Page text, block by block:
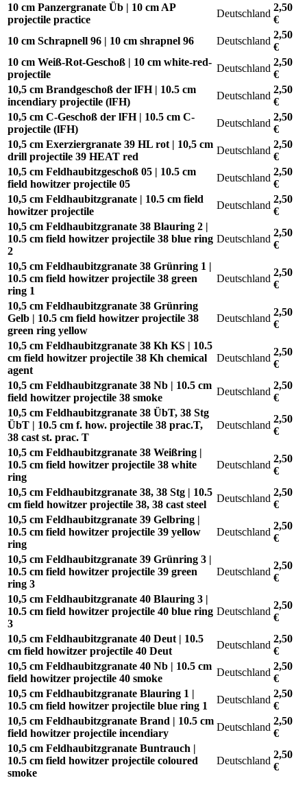
10 cm Panzergranate Üb | 10 cm AP
projectile practice
Deutschland
2,50
€
10 cm Schrapnell 96 | 10 cm shrapnel 96
Deutschland
2,50
€
10 cm Weiß-Rot-Geschoß | 10 cm white-red-
projectile
Deutschland
2,50
€
10,5 cm Brandgeschoß der lFH | 10.5 cm
incendiary projectile (lFH)
Deutschland
2,50
€
10,5 cm C-Geschoß der lFH | 10.5 cm C-
projectile (lFH)
Deutschland
2,50
€
10,5 cm Exerziergranate 39 HL rot | 10,5 cm
drill projectile 39 HEAT red
Deutschland
2,50
€
10,5 cm Feldhaubitzgeschoß 05 | 10.5 cm
field howitzer projectile 05
Deutschland
2,50
€
10,5 cm Feldhaubitzgranate | 10.5 cm field
howitzer projectile
Deutschland
2,50
€
10,5 cm Feldhaubitzgranate 38 Blauring 2 |
10.5 cm field howitzer projectile 38 blue ring
2
Deutschland
2,50
€
10,5 cm Feldhaubitzgranate 38 Grünring 1 |
10.5 cm field howitzer projectile 38 green
ring 1
Deutschland
2,50
€
10,5 cm Feldhaubitzgranate 38 Grünring
Gelb | 10.5 cm field howitzer projectile 38
green ring yellow
Deutschland
2,50
€
10,5 cm Feldhaubitzgranate 38 Kh KS | 10.5
cm field howitzer projectile 38 Kh chemical
agent
Deutschland
2,50
€
10,5 cm Feldhaubitzgranate 38 Nb | 10.5 cm
field howitzer projectile 38 smoke
Deutschland
2,50
€
10,5 cm Feldhaubitzgranate 38 ÜbT, 38 Stg
ÜbT | 10.5 cm f. how. projectile 38 prac.T,
38 cast st. prac. T
Deutschland
2,50
€
10,5 cm Feldhaubitzgranate 38 Weißring |
10.5 cm field howitzer projectile 38 white
ring
Deutschland
2,50
€
10,5 cm Feldhaubitzgranate 38, 38 Stg | 10.5
cm field howitzer projectile 38, 38 cast steel
Deutschland
2,50
€
10,5 cm Feldhaubitzgranate 39 Gelbring |
10.5 cm field howitzer projectile 39 yellow
ring
Deutschland
2,50
€
10,5 cm Feldhaubitzgranate 39 Grünring 3 |
10.5 cm field howitzer projectile 39 green
ring 3
Deutschland
2,50
€
10,5 cm Feldhaubitzgranate 40 Blauring 3 |
10.5 cm field howitzer projectile 40 blue ring
3
Deutschland
2,50
€
10,5 cm Feldhaubitzgranate 40 Deut | 10.5
cm field howitzer projectile 40 Deut
Deutschland
2,50
€
10,5 cm Feldhaubitzgranate 40 Nb | 10.5 cm
field howitzer projectile 40 smoke
Deutschland
2,50
€
10,5 cm Feldhaubitzgranate Blauring 1 |
10.5 cm field howitzer projectile blue ring 1
Deutschland
2,50
€
10,5 cm Feldhaubitzgranate Brand | 10.5 cm
field howitzer projectile incendiary
Deutschland
2,50
€
10,5 cm Feldhaubitzgranate Buntrauch |
10.5 cm field howitzer projectile coloured
smoke
Deutschland
2,50
€